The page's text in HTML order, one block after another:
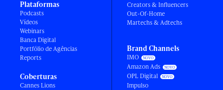
Plataformas
Podcasts
Vídeos
Webinars
Banca Digital
Portfólio de Agências
Reports
Coberturas
Cannes Lions
Creators & Influencers
Out-Of-Home
Martechs & Adtechs
Brand Channels
IMO
Amazon Ads
OPL Digital
Impulso